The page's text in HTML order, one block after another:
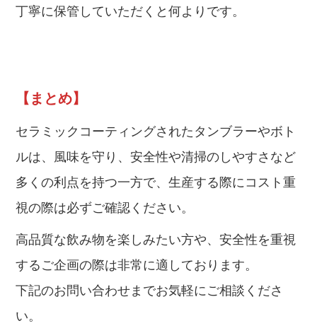
丁寧に保管していただくと何よりです。
【まとめ】
セラミックコーティングされたタンブラーやボト
ルは、風味を守り、安全性や清掃のしやすさなど
多くの利点を持つ一方で、生産する際にコスト重
視の際は必ずご確認ください。
高品質な飲み物を楽しみたい方や、安全性を重視
するご企画の際は非常に適しております。
下記のお問い合わせまでお気軽にご相談くださ
い。